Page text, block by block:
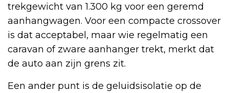
trekgewicht van 1.300 kg voor een geremd
aanhangwagen. Voor een compacte crossover
is dat acceptabel, maar wie regelmatig een
caravan of zware aanhanger trekt, merkt dat
de auto aan zijn grens zit.
Een ander punt is de geluidsisolatie op de